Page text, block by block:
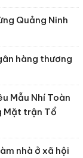
Quảng Ninh
hàng thương
Mẫu Nhí Toàn
Mặt trận Tổ
nhà ở xã hội